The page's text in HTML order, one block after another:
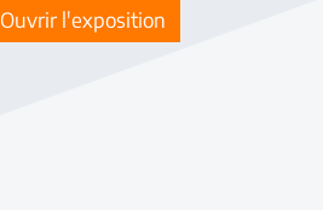
Ouvrir l'exposition